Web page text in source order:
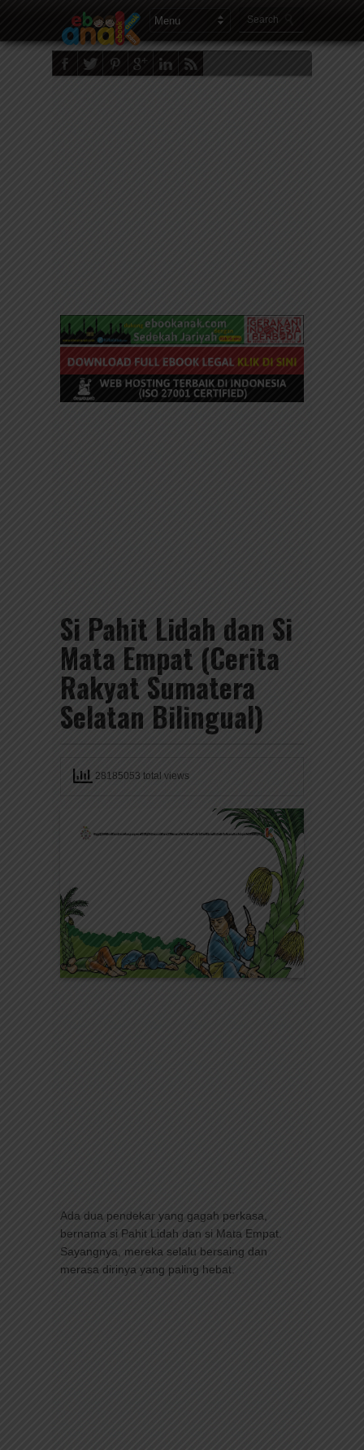
Si Pahit Lidah dan Si
Mata Empat (Cerita
Rakyat Sumatera
Selatan Bilingual)
28185053 total views
Ada dua pendekar yang gagah perkasa,
bernama si Pahit Lidah dan si Mata Empat.
Sayangnya, mereka selalu bersaing dan
merasa dirinya yang paling hebat.